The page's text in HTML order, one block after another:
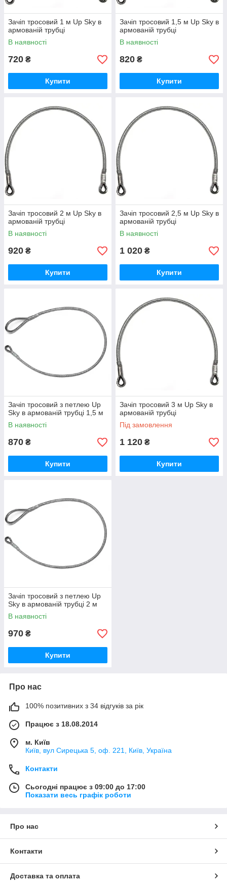
Зачіп тросовий 1 м Up Sky в
армованій трубці
В наявності
720 ₴
Купити
Зачіп тросовий 1,5 м Up Sky в
армованій трубці
В наявності
820 ₴
Купити
Зачіп тросовий 2 м Up Sky в
армованій трубці
В наявності
920 ₴
Купити
Зачіп тросовий 2,5 м Up Sky в
армованій трубці
В наявності
1 020 ₴
Купити
Зачіп тросовий з петлею Up
Sky в армованій трубці 1,5 м
В наявності
870 ₴
Купити
Зачіп тросовий 3 м Up Sky в
армованій трубці
Під замовлення
1 120 ₴
Купити
Зачіп тросовий з петлею Up
Sky в армованій трубці 2 м
В наявності
970 ₴
Купити
Про нас
100% позитивних з 34 відгуків за рік
Працює з 18.08.2014
м. Київ
Київ, вул Сирецька 5, оф. 221, Київ, Україна
Контакти
Сьогодні працює з 09:00 до 17:00
Показати весь графік роботи
Про нас
Контакти
Доставка та оплата